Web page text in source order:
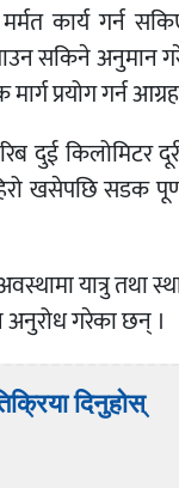
कार्य गर्न
सकिने अनुमान
प्रयोग गर्न
दुई किलोमिटर
खसेपछि सडक
यात्रु तथा
अनुरोध गरेका छन् ।
दिनुहोस्